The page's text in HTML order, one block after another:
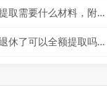
住房公积金提取需要什么材料，附公积金提取流程
住房公积金退休了可以全额提取吗，附注意事项